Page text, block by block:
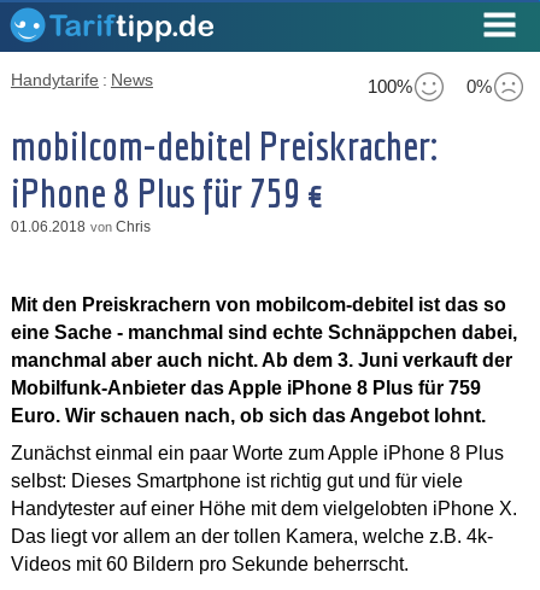
100% 0%
Handytarife : News
mobilcom-debitel Preiskracher:
iPhone 8 Plus für 759 €
01.06.2018 von Chris
Mit den Preiskrachern von mobilcom-debitel ist das so
eine Sache - manchmal sind echte Schnäppchen dabei,
manchmal aber auch nicht. Ab dem 3. Juni verkauft der
Mobilfunk-Anbieter das Apple iPhone 8 Plus für 759
Euro. Wir schauen nach, ob sich das Angebot lohnt.
Zunächst einmal ein paar Worte zum Apple iPhone 8 Plus
selbst: Dieses Smartphone ist richtig gut und für viele
Handytester auf einer Höhe mit dem vielgelobten iPhone X.
Das liegt vor allem an der tollen Kamera, welche z.B. 4k-
Videos mit 60 Bildern pro Sekunde beherrscht.